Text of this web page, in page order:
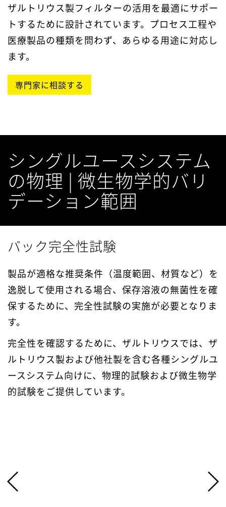
ザルトリウス製フィルターの活用を最適にサポー
トするために設計されています。プロセス工程や
医療製品の種類を問わず、あらゆる用途に対応し
ます。
専門家に相談する
シングルユースシステム
の物理 | 微生物学的バリ
デーション範囲
バック完全性試験
製品が適格な推奨条件（温度範囲、材質など）を
逸脱して使用される場合、保存溶液の無菌性を確
保するために、完全性試験の実施が必要となりま
す。
完全性を確認するために、ザルトリウスでは、ザ
ルトリウス製および他社製を含む各種シングルユ
ースシステム向けに、物理的試験および微生物学
的試験をご提供しています。